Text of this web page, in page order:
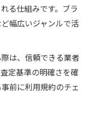
る仕組みです。ブラ
幅広いジャンルで活
は、信頼できる業者
定基準の明確さを確
前に利用規約のチェ